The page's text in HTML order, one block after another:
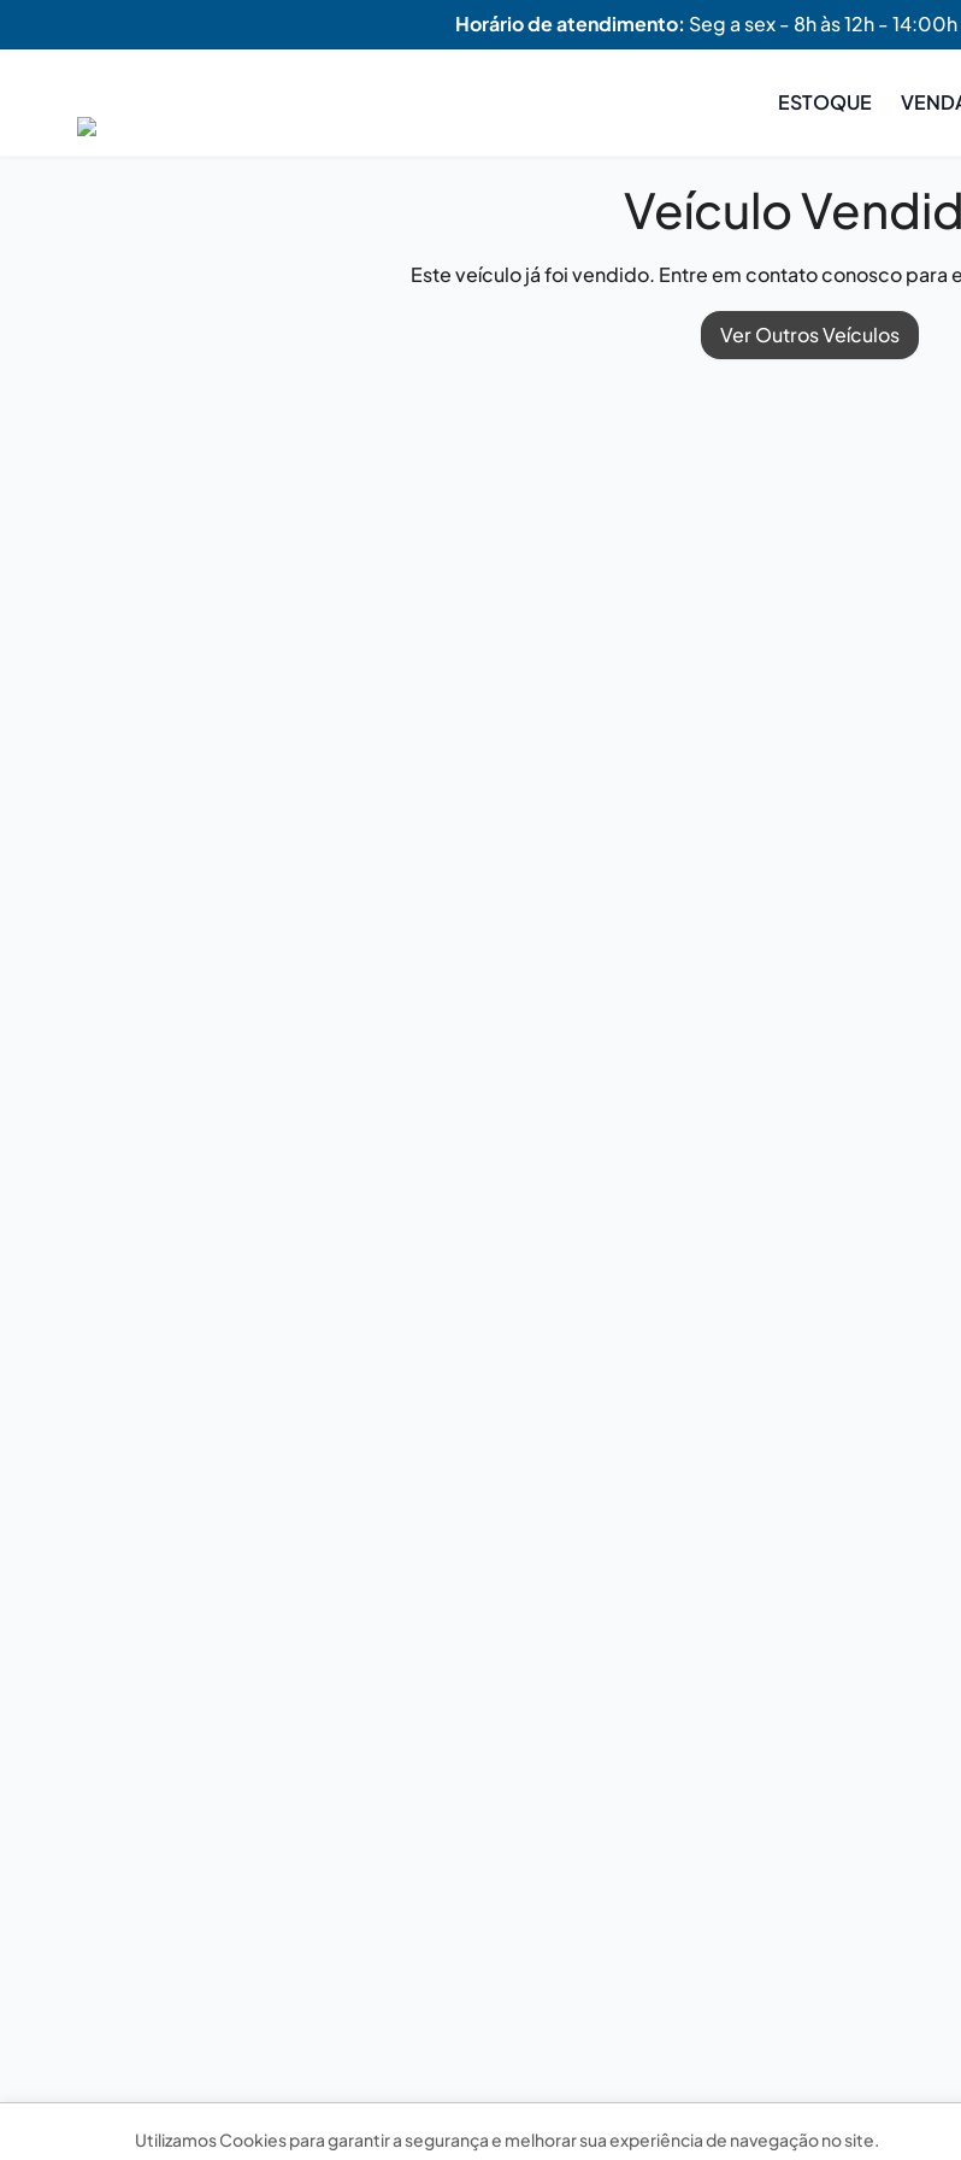
Horário de atendimento: Seg a sex - 8h às 12h - 14:00h
ESTOQUE
Veículo
Este veículo já foi vendido. Entre em contato conosco para
Ver Outros Veículos
Utilizamos Cookies para garantir a segurança e melhorar sua experiência de navegação no site.